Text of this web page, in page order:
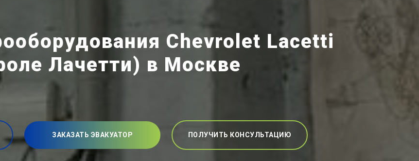
Chevrolet Lacetti
Лачетти) в Москве
ЗАКАЗАТЬ ЭВАКУАТОР ПОЛУЧИТЬ КОНСУЛЬТАЦИЮ